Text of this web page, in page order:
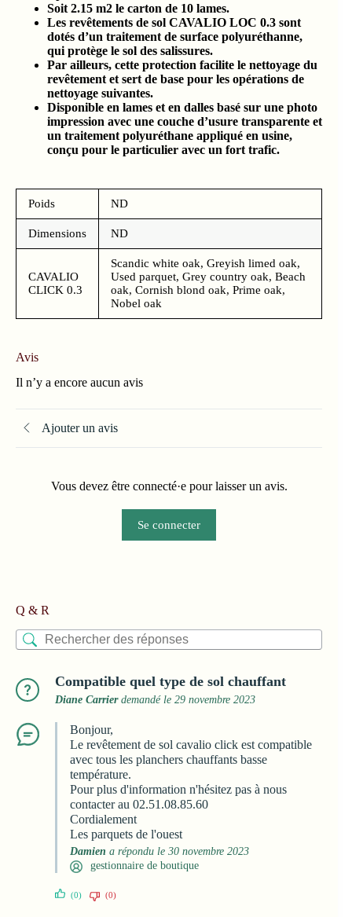
Soit 2.15 m2 le carton de 10 lames.
Les revêtements de sol CAVALIO LOC 0.3 sont
dotés d’un traitement de surface polyuréthanne,
qui protège le sol des salissures.
Par ailleurs, cette protection facilite le nettoyage du
revêtement et sert de base pour les opérations de
nettoyage suivantes.
Disponible en lames et en dalles basé sur une photo
impression avec une couche d’usure transparente et
un traitement polyuréthane appliqué en usine,
conçu pour le particulier avec un fort trafic.
Poids ND
Dimensions ND
CAVALIO
CLICK 0.3
Scandic white oak, Greyish limed oak,
Used parquet, Grey country oak, Beach
oak, Cornish blond oak, Prime oak,
Nobel oak
Avis
Il n’y a encore aucun avis
Ajouter un avis
Vous devez être connecté·e pour laisser un avis.
Se connecter
Q & R
Compatible quel type de sol chauffant
Diane Carrierdemandé le 29 novembre 2023
Bonjour,
Le revêtement de sol cavalio click est compatible
avec tous les planchers chauffants basse
température.
Pour plus d'information n'hésitez pas à nous
contacter au 02.51.08.85.60
Cordialement
Les parquets de l'ouest
Damien a répondu le 30 novembre 2023
gestionnaire de boutique
(0) (0)